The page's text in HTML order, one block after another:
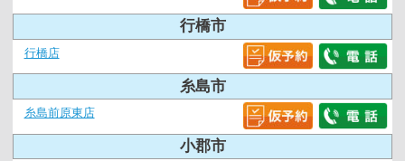
行橋市
行橋店
糸島市
糸島前原東店
小郡市